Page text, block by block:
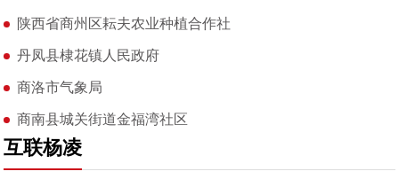
陕西省商州区耘夫农业种植合作社
丹凤县棣花镇人民政府
商洛市气象局
商南县城关街道金福湾社区
互联杨凌